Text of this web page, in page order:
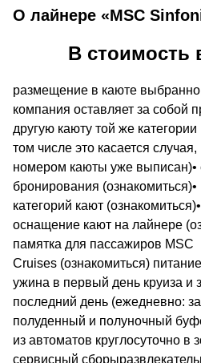
О лайнере «MSC
В стоимость
размещение в каюте
компания оставляет за собой
другую каюту той же
том числе это касается
номером каюты уже выписан)•
бронирования
категорий кают
оснащение кают на лайнере
памятка для пассажиров MSC
Cruises (ознакомиться)
ужина в первый день круиза и
последний день (ежедневно:
полуденный и полуночный
из автоматов круглосуточно в
сервисный